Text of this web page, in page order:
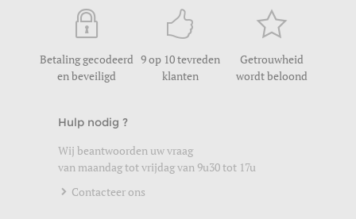
Betaling gecodeerd
en beveiligd
9 op 10 tevreden
klanten
Getrouwheid
wordt beloond
Hulp nodig ?
Wij beantwoorden uw vraag
van maandag tot vrijdag van 9u30 tot 17u
Contacteer ons